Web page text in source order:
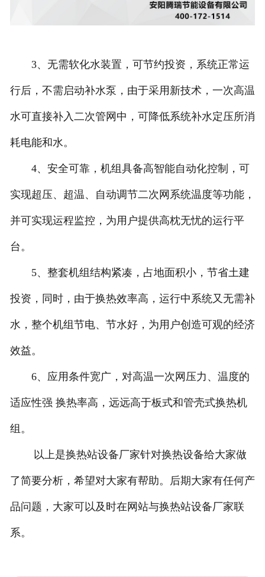
3、无需软化水装置，可节约投资，系统正常运
行后，不需启动补水泵，由于采用新技术，一次高温
水可直接补入二次管网中，可降低系统补水定压所消
耗电能和水。
4、安全可靠，机组具备高智能自动化控制，可
实现超压、超温、自动调节二次网系统温度等功能，
并可实现运程监控，为用户提供高枕无忧的运行平
台。
5、整套机组结构紧凑，占地面积小，节省土建
投资，同时，由于换热效率高，运行中系统又无需补
水，整个机组节电、节水好，为用户创造可观的经济
效益。
6、应用条件宽广，对高温一次网压力、温度的
适应性强 换热率高，远远高于板式和管壳式换热机
组。
以上是换热站设备厂家针对换热设备给大家做
了简要分析，希望对大家有帮助。后期大家有任何产
品问题，大家可以及时在网站与换热站设备厂家联
系。